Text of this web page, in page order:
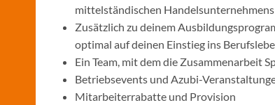
mittelständischen Handelsunternehmens
Zusätzlich zu deinem
optimal auf deinen Einstieg ins
Ein Team, mit dem die Zusammenarbeit
Betriebsevents und Azubi-
Mitarbeiterrabatte und Provision